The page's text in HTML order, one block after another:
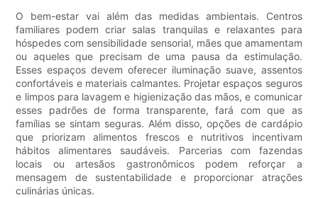
O bem-estar vai além das medidas ambientais. Centros
familiares podem criar salas tranquilas e relaxantes para
hóspedes com sensibilidade sensorial, mães que amamentam
ou aqueles que precisam de uma pausa da estimulação.
Esses espaços devem oferecer iluminação suave, assentos
confortáveis ​​e materiais calmantes. Projetar espaços seguros
e limpos para lavagem e higienização das mãos, e comunicar
esses padrões de forma transparente, fará com que as
famílias se sintam seguras. Além disso, opções de cardápio
que priorizam alimentos frescos e nutritivos incentivam
hábitos alimentares saudáveis. Parcerias com fazendas
locais ou artesãos gastronômicos podem reforçar a
mensagem de sustentabilidade e proporcionar atrações
culinárias únicas.